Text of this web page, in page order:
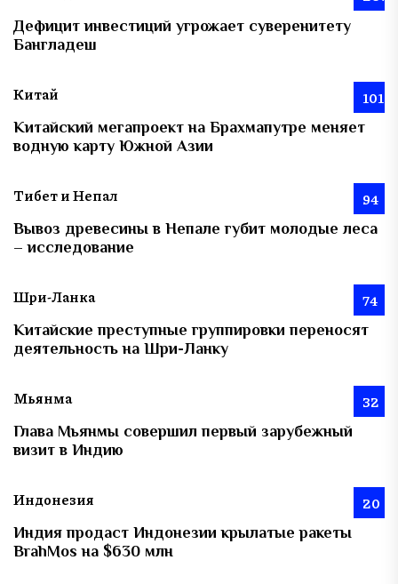
Дефицит инвестиций угрожает суверенитету
Бангладеш
Китай 101
Китайский мегапроект на Брахмапутре меняет
водную карту Южной Азии
Тибет и Непал 94
Вывоз древесины в Непале губит молодые леса
– исследование
Шри-Ланка 74
Китайские преступные группировки переносят
деятельность на Шри-Ланку
Мьянма 32
Глава Мьянмы совершил первый зарубежный
визит в Индию
Индонезия 20
Индия продаст Индонезии крылатые ракеты
BrahMos на $630 млн